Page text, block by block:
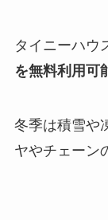
タイニーハウ
を無料利用可
冬季は積雪や
ヤやチェーン